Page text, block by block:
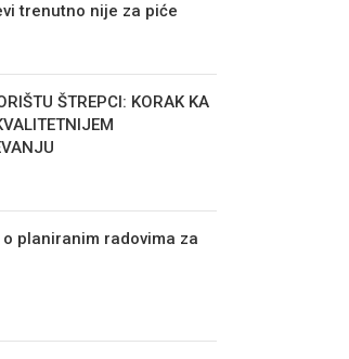
trenutno nije za piće
ŠTREPCI: KORAK KA
o planiranim radovima za